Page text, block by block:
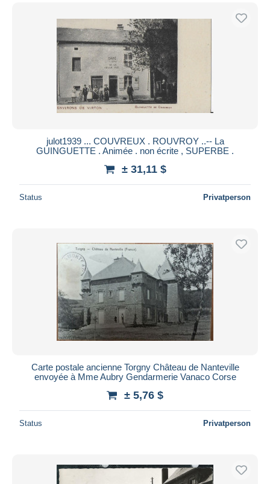
julot1939 ... COUVREUX . ROUVROY ..-- La
GUINGUETTE . Animée . non écrite , SUPERBE .
± 31,11 $
Status Privatperson
Carte postale ancienne Torgny Château de Nanteville
envoyée à Mme Aubry Gendarmerie Vanaco Corse
± 5,76 $
Status Privatperson